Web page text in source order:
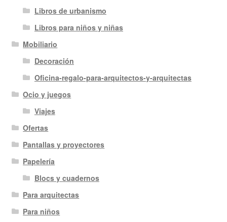
Libros de urbanismo
Libros para niños y niñas
Mobiliario
Decoración
Oficina-regalo-para-arquitectos-y-arquitectas
Ocio y juegos
Viajes
Ofertas
Pantallas y proyectores
Papelería
Blocs y cuadernos
Para arquitectas
Para niños